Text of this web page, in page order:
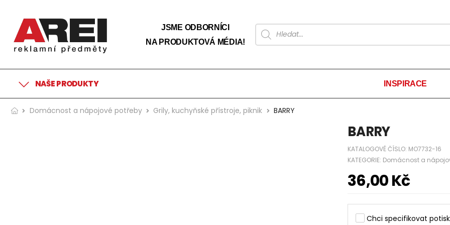
JSME ODBORNÍCI
NA PRODUKTOVÁ MÉDIA!
NAŠE PRODUKTY INSPIRACE
Domácnost a nápojové potřeby Grily, kuchyňské přístroje, piknik BARRY
BARRY
KATALOGOVÉ ČÍSLO: MO7732-16
KATEGORIE: Domácnost a
36,00Kč
Chci specifikovat potisk